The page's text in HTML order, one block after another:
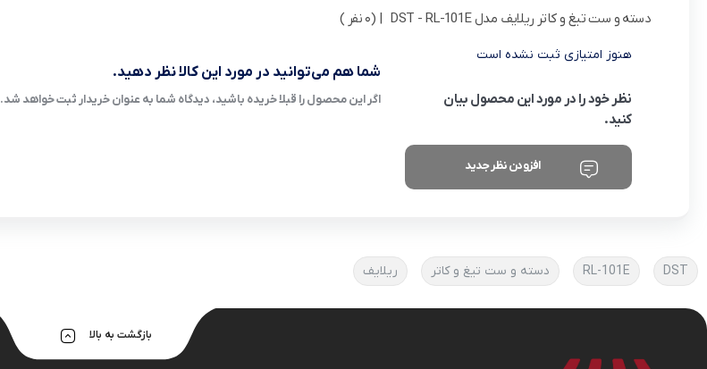
دسته و ست تیغ و کاتر ریلایف مدل DST - RL-101E | (0 نفر )
هنوز امتیازی ثبت نشده است
نظر خود را در مورد این محصول بیان
کنید.
افزودن نظر جدید
شما هم می‌توانید در مورد این کالا نظر دهید.
اگر این محصول را قبلا خریده باشید، دیدگاه شما به عنوان خریدار ثبت خواهد شد.
DST
RL-101E دسته و ست تیغ و کاتر ریلایف
بازگشت به بالا